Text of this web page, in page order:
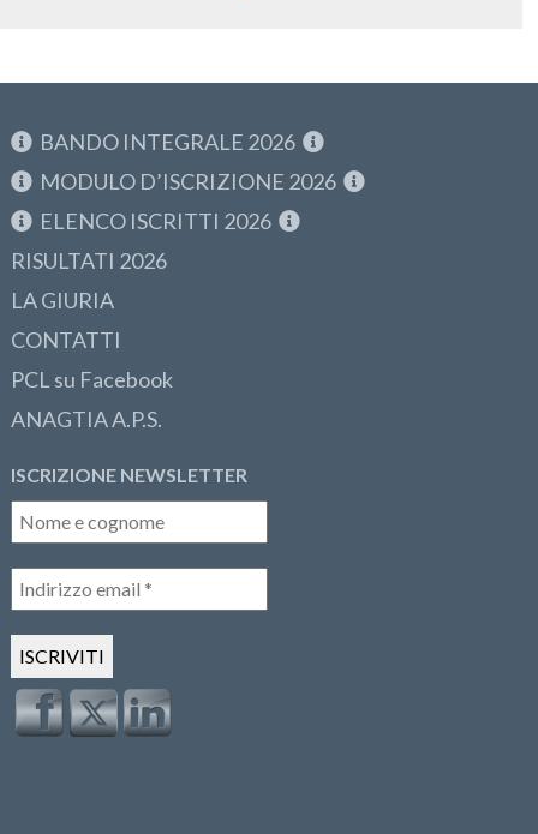
BANDO INTEGRALE 2026
MODULO D’ISCRIZIONE 2026
ELENCO ISCRITTI 2026
RISULTATI 2026
LA GIURIA
CONTATTI
PCL su Facebook
ANAGTIA A.P.S.
ISCRIZIONE NEWSLETTER